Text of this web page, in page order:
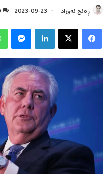
ڕه‌نج نه‌وزاد 2023-09-23
X